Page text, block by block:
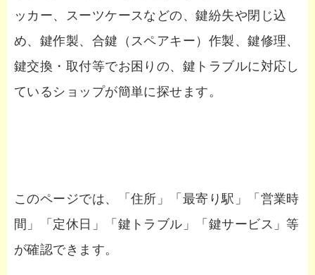
ッカー、スーツケースなどの、鍵紛失や閉じ込
め、鍵作製、合鍵（スペアキー）作製、鍵修理、
鍵交換・取付等でお困りの、鍵トラブルに対応し
ているショップが簡単に探せます。
このページでは、「住所」「最寄り駅」「営業時
間」「定休日」「鍵トラブル」「鍵サービス」等
が確認できます。